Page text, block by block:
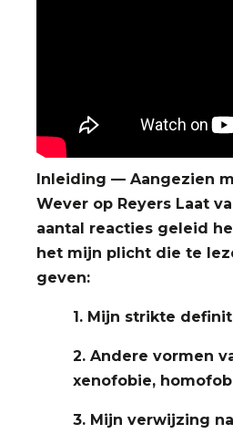
Inleiding — Aangezien
Wever op Reyers Laat
aantal reacties geleid
het mijn plicht die te
geven:
1. Mijn strikte
2. Andere vormen
xenofobie,
3. Mijn verwijzing